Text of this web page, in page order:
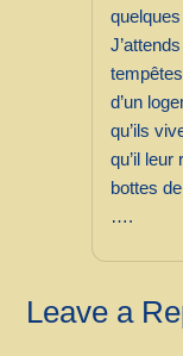
d’un
qu’ils
qu’il
bottes
….
Leave a